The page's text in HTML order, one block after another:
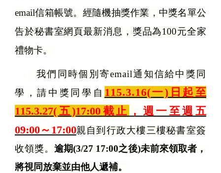
email信箱帳號。經隨機抽獎作業，中獎名單公
告於秘書室網頁最新消息，獎品為100元全家
禮物卡。
我們同時個別寄email通知信給中獎同
學，請中獎同學自 115.3.16(一)日起至
115.3.27(五)17:00截止 ， 週一至週五
09:00～17:00親自到行政大樓三樓秘書室簽
收領獎。逾期(3/27 17:00之後)未前來領取者，
將視同放棄並由他人遞補。